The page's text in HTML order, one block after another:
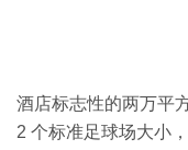
酒店标志性的两万平
2 个标准足球场大小